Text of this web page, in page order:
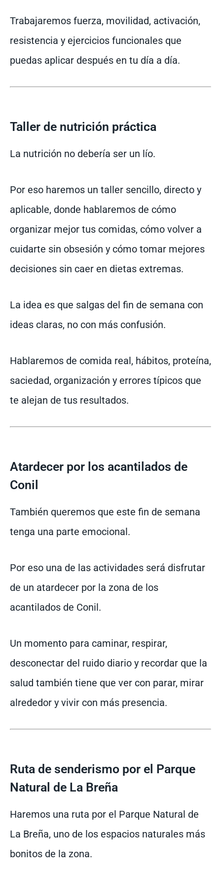
Trabajaremos fuerza, movilidad, activación,
resistencia y ejercicios funcionales que
puedas aplicar después en tu día a día.
Taller de nutrición práctica
La nutrición no debería ser un lío.
Por eso haremos un taller sencillo, directo y
aplicable, donde hablaremos de cómo
organizar mejor tus comidas, cómo volver a
cuidarte sin obsesión y cómo tomar mejores
decisiones sin caer en dietas extremas.
La idea es que salgas del fin de semana con
ideas claras, no con más confusión.
Hablaremos de comida real, hábitos, proteína,
saciedad, organización y errores típicos que
te alejan de tus resultados.
Atardecer por los acantilados de
Conil
También queremos que este fin de semana
tenga una parte emocional.
Por eso una de las actividades será disfrutar
de un atardecer por la zona de los
acantilados de Conil.
Un momento para caminar, respirar,
desconectar del ruido diario y recordar que la
salud también tiene que ver con parar, mirar
alrededor y vivir con más presencia.
Ruta de senderismo por el Parque
Natural de La Breña
Haremos una ruta por el Parque Natural de
La Breña, uno de los espacios naturales más
bonitos de la zona.